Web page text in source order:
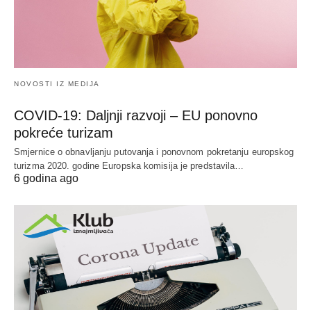
NOVOSTI IZ MEDIJA
COVID-19: Daljnji razvoji – EU ponovno
pokreće turizam
Smjernice o obnavljanju putovanja i ponovnom pokretanju europskog
turizma 2020. godine Europska komisija je predstavila…
6 godina ago